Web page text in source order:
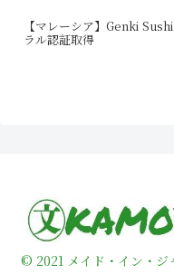
【マレーシア】Genki
ラル認証取得
© 2021 メイド・イン・ジ